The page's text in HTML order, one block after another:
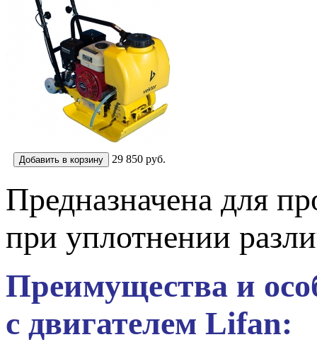
29 850 руб.
Предназначена для
при уплотнении
Преимущества и
c двигателем Lifan: